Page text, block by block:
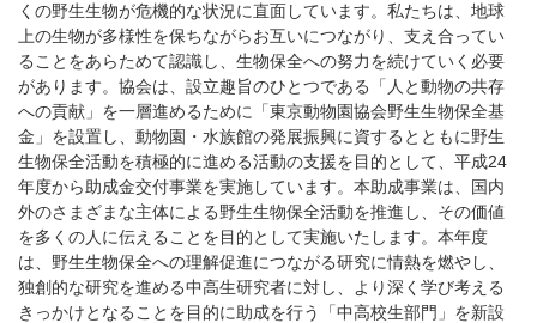
くの野生生物が危機的な状況に直面しています。私たちは、地球
上の生物が多様性を保ちながらお互いにつながり、支え合ってい
ることをあらためて認識し、生物保全への努力を続けていく必要
があります。協会は、設立趣旨のひとつである「人と動物の共存
への貢献」を一層進めるために「東京動物園協会野生生物保全基
金」を設置し、動物園・水族館の発展振興に資するとともに野生
生物保全活動を積極的に進める活動の支援を目的として、平成24
年度から助成金交付事業を実施しています。本助成事業は、国内
外のさまざまな主体による野生生物保全活動を推進し、その価値
を多くの人に伝えることを目的として実施いたします。本年度
は、野生生物保全への理解促進につながる研究に情熱を燃やし、
独創的な研究を進める中高生研究者に対し、より深く学び考える
きっかけとなることを目的に助成を行う「中高校生部門」を新設